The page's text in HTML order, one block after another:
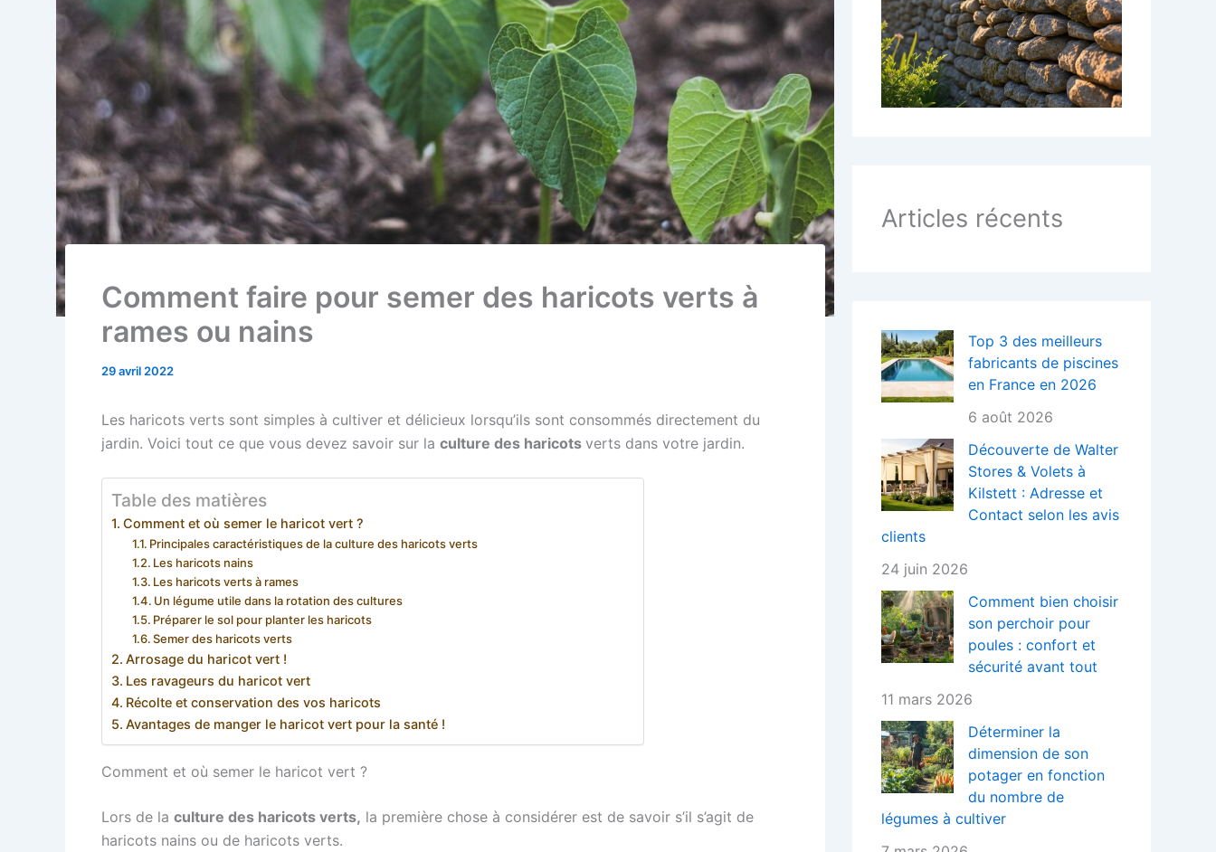
Comment faire pour semer des haricots verts à
rames ou nains
29 avril 2022
Les haricots verts sont simples à cultiver et délicieux lorsqu’ils sont consommés directement du
jardin. Voici tout ce que vous devez savoir sur la culture des haricots verts dans votre jardin.
Table des matières
Comment et où semer le haricot vert ?
Principales caractéristiques de la culture des haricots verts
Les haricots nains
Les haricots verts à rames
Un légume utile dans la rotation des cultures
Préparer le sol pour planter les haricots
Semer des haricots verts
Arrosage du haricot vert !
Les ravageurs du haricot vert
Récolte et conservation des vos haricots
Avantages de manger le haricot vert pour la santé !
Comment et où semer le haricot vert ?
Lors de la culture des haricots verts, la première chose à considérer est de savoir s’il s’agit de
haricots nains ou de haricots verts.
:
Articles récents
Top 3 des meilleurs
fabricants de piscines
en France en 2026
6 août 2026
Découverte de Walter
Stores & Volets à
Kilstett : Adresse et
Contact selon les avis
clients
24 juin 2026
Comment bien choisir
son perchoir pour
poules : confort et
sécurité avant tout
11 mars 2026
Déterminer la
dimension de son
potager en fonction
du nombre de
légumes à cultiver